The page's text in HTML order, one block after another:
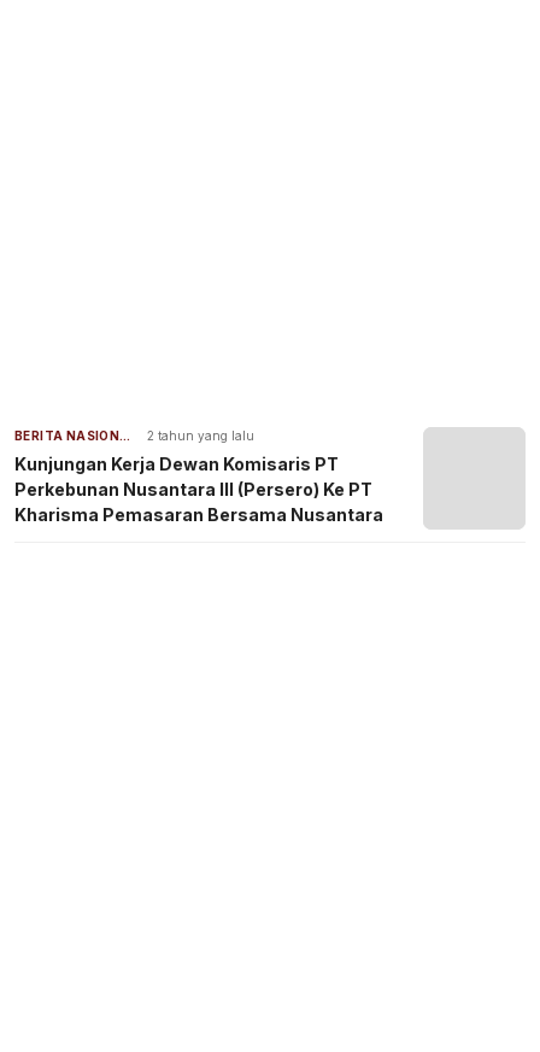
BERITA NASIONAL 2 tahun yang lalu
Kunjungan Kerja Dewan Komisaris PT
Perkebunan Nusantara III (Persero) Ke PT
Kharisma Pemasaran Bersama Nusantara